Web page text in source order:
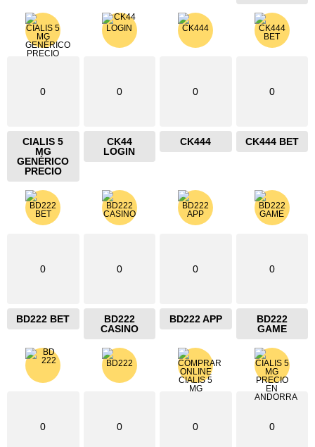
0
CIALIS 5
MG
GENÉRICO
PRECIO
0
CK44
LOGIN
0
CK444
0
CK444 BET
0
BD222 BET
0
BD222
CASINO
0
BD222 APP
0
BD222
GAME
0 0 0 0